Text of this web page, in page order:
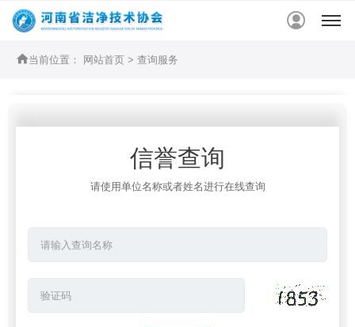

当前位置： 网站首页 > 查询服务
信誉查询
请使用单位名称或者姓名进行在线查询